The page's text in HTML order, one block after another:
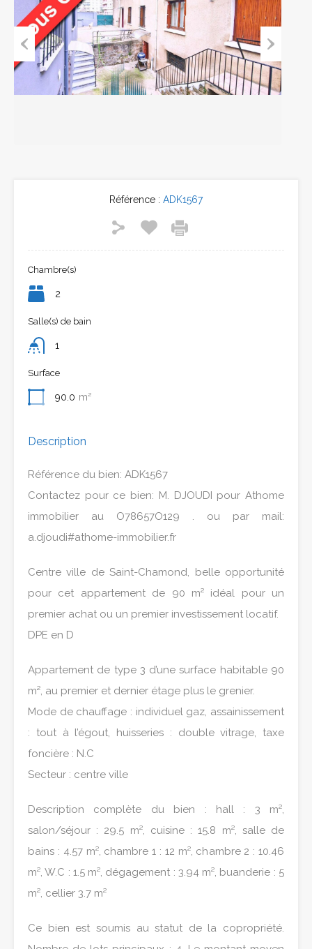
Previous Next
Référence : ADK1567
Chambre(s)
2
Salle(s) de bain
1
Surface
90.0 m²
Description
Référence du bien: ADK1567
Contactez pour ce bien: M. DJOUDI pour Athome
immobilier au O78657O129 . ou par mail:
a.djoudi#athome-immobilier.fr
Centre ville de Saint-Chamond, belle opportunité
pour cet appartement de 90 m² idéal pour un
premier achat ou un premier investissement locatif.
DPE en D
Appartement de type 3 d’une surface habitable 90
m², au premier et dernier étage plus le grenier.
Mode de chauffage : individuel gaz, assainissement
: tout à l’égout, huisseries : double vitrage, taxe
foncière : N.C
Secteur : centre ville
Description complète du bien : hall : 3 m²,
salon/séjour : 29.5 m², cuisine : 15.8 m², salle de
bains : 4.57 m², chambre 1 : 12 m², chambre 2 : 10.46
m², W.C : 1.5 m², dégagement : 3.94 m², buanderie : 5
m², cellier 3.7 m²
Ce bien est soumis au statut de la copropriété.